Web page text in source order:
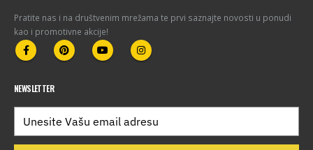
Pratite nas i na društvenim mrežama te prvi saznajte novosti u ponudi
kao i promotivne akcije!
NEWSLETTER